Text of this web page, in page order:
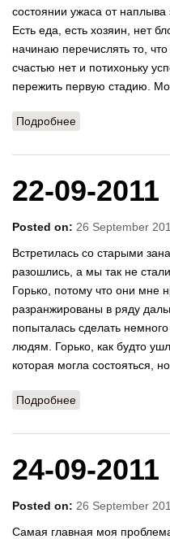
состоянии ужаса от
Есть еда, есть хозяин, нет
начинаю перечислять то,
счастью нет и потихоньку
пережить первую стадию.
Подробнее
22-09-2011
Posted on: 26 September
Встретилась со старыми
разошлись, а мы так не
Горько, потому что они мне
разранжированы в ряду
попыталась сделать
людям. Горько, как будто
которая могла состояться,
Подробнее
24-09-2011
Posted on: 26 September
Самая главная моя